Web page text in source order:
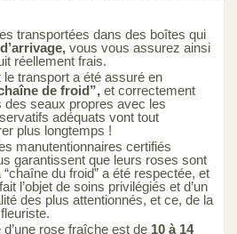
transportées dans des boîtes qui
vous vous assurez ainsi
réellement frais.
transport a été assuré en
de froid”, et correctement
des seaux propres avec les
adéquats vont tout
plus longtemps !
manutentionnaires certifiés
garantissent que leurs roses sont
du froid” a été respectée, et
l’objet de soins privilégiés et d’un
des plus attentionnés, et ce, de la
rose fraîche est de 10 à 14